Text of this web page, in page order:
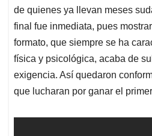
de quienes ya llevan meses
final fue inmediata, pues
formato, que siempre se ha
física y psicológica, acaba de
exigencia. Así quedaron
que lucharan por ganar el